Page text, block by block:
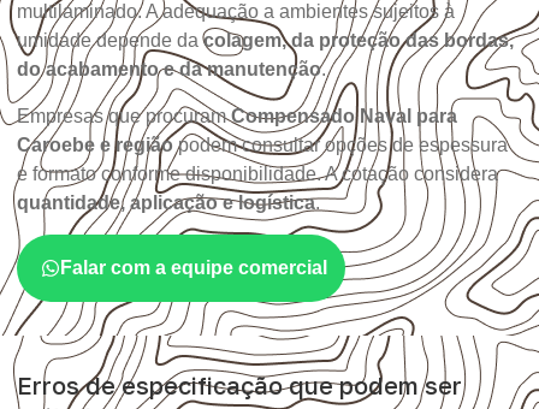
multilaminado. A adequação a ambientes sujeitos à
umidade depende dacolagem, da proteção das bordas,
do acabamento e da manutenção.
Empresas que procuramCompensado Naval para
Caroebe e região podem consultar opções de espessura
e formato conforme disponibilidade. A cotação considera
quantidade, aplicação e logística.
Falar com a equipe comercial
Erros de especificação que podem ser